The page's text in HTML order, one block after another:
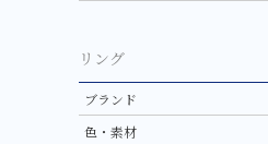
リング
ブランド
色・素材